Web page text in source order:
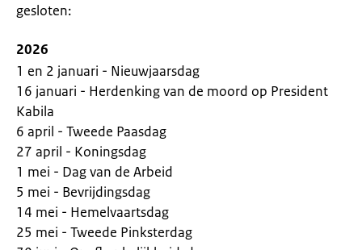
gesloten:
2026
1 en 2 januari - Nieuwjaarsdag
16 januari - Herdenking van de moord op President
Kabila
6 april - Tweede Paasdag
27 april - Koningsdag
1 mei - Dag van de Arbeid
5 mei - Bevrijdingsdag
14 mei - Hemelvaartsdag
25 mei - Tweede Pinksterdag